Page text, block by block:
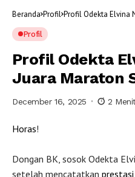
Beranda Profil Profil Odekta Elvina
Profil
Profil Odekta
Juara Maraton
December 16, 2025 2
Horas!
Dongan BK, sosok Odekta
setelah mencatatkan prestasi